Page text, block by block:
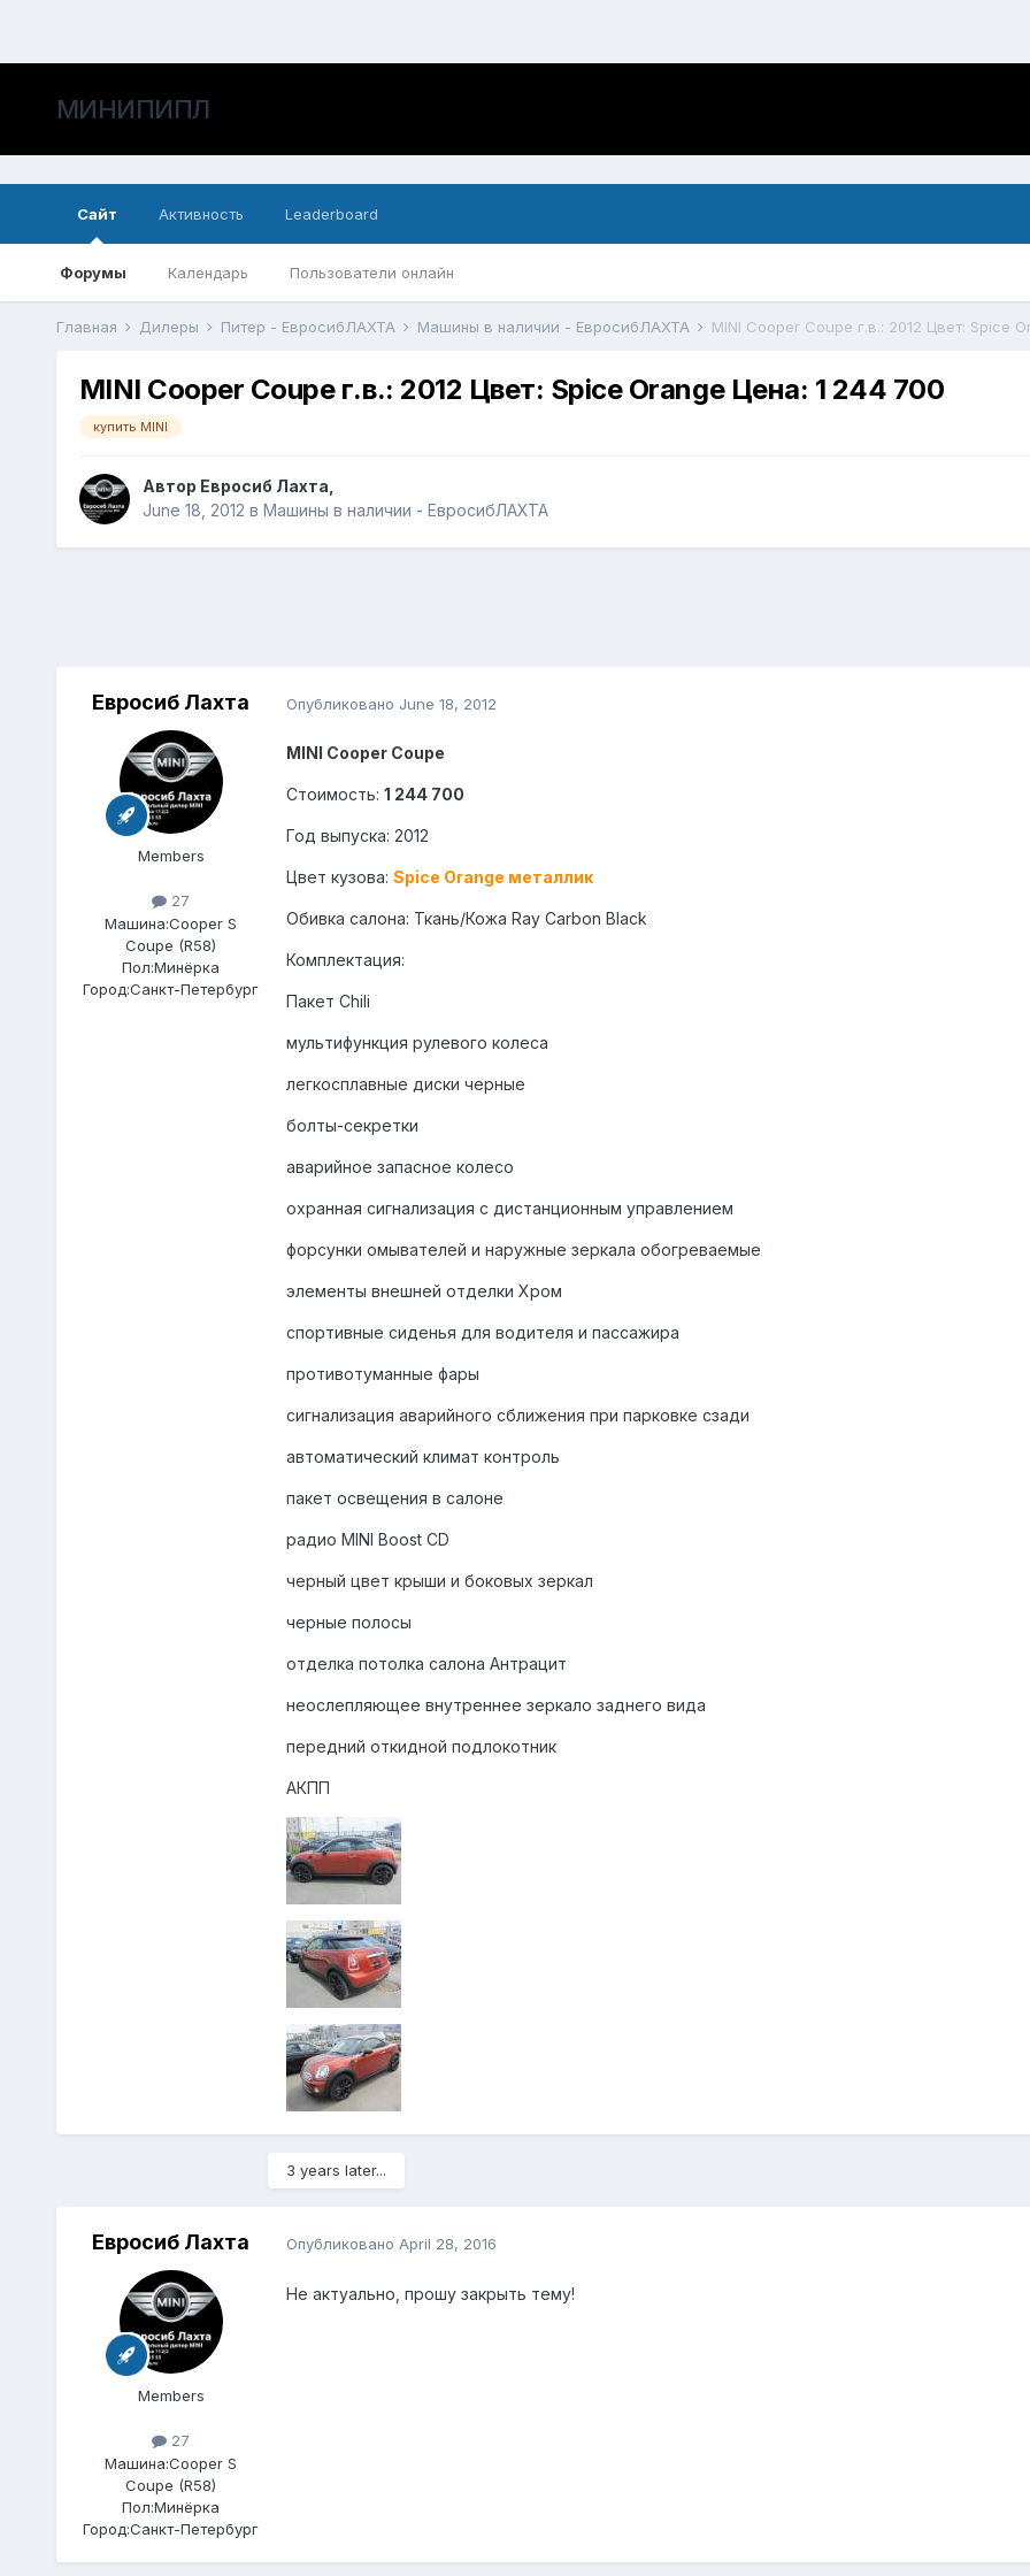
МИНИПИПЛ
Сайт
Форумы Календарь Пользователи онлайн
Активность Leaderboard
Главная Дилеры Питер - ЕвросибЛАХТА Машины в наличии - ЕвросибЛАХТА MINI Cooper Coupe г.в.: 2012 Цвет: Spice
MINI Cooper Coupe г.в.: 2012 Цвет: Spice Orange Цена: 1 244 700
купить MINI
Автор Евросиб Лахта
June 18, 2012 в Машины в наличии - ЕвросибЛАХТА
Евросиб Лахта
Members
27
Машина:Cooper S
Coupe (R58)
Пол:Минёрка
Город:Санкт-Петербург
Опубликовано June 18, 2012
MINI Cooper Coupe
Стоимость: 1 244 700
Год выпуска: 2012
Цвет кузова: Spice Orange металлик
Обивка салона: Ткань/Кожа Ray Carbon Black
Комплектация:
Пакет Chili
мультифункция рулевого колеса
легкосплавные диски черные
болты-секретки
аварийное запасное колесо
охранная сигнализация с дистанционным управлением
форсунки омывателей и наружные зеркала обогреваемые
элементы внешней отделки Хром
спортивные сиденья для водителя и пассажира
противотуманные фары
сигнализация аварийного сближения при парковке сзади
автоматический климат контроль
пакет освещения в салоне
радио MINI Boost CD
черный цвет крыши и боковых зеркал
черные полосы
отделка потолка салона Антрацит
неослепляющее внутреннее зеркало заднего вида
передний откидной подлокотник
АКПП
3 years later...
Евросиб Лахта
Members
27
Машина:Cooper S
Coupe (R58)
Пол:Минёрка
Город:Санкт-Петербург
Опубликовано April 28, 2016
Не актуально, прошу закрыть тему!